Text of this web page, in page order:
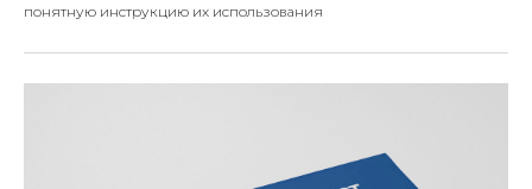
понятную инструкцию их использования